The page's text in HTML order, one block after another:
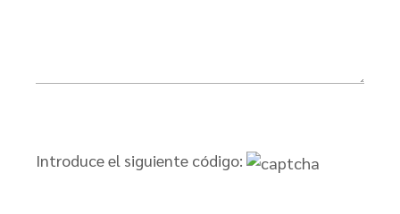
Introduce el siguiente código: